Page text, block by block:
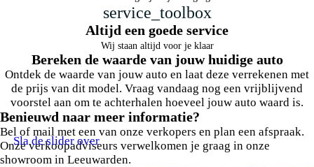
service_toolbox
Altijd een goede service
Wij staan altijd voor je klaar
Bereken de waarde van jouw huidige auto
Ontdek de waarde van jouw auto en laat deze verrekenen met
de prijs van dit model. Vraag vandaag nog een vrijblijvend
voorstel aan om te achterhalen hoeveel jouw auto waard is.
Benieuwd naar meer informatie?
Bel of mail met een van onze verkopers en plan een afspraak.
Onze verkoopadviseurs verwelkomen je graag in onze
showroom in Leeuwarden.
Sla de slider over